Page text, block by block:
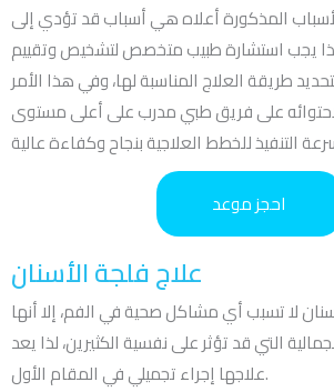
المذكورة أعلاه هي أسباب قد تؤدي إلى
يجب استشارة طبيب متخصص لتشخيص وتقييم
طريقة العلاج المناسبة لها، وفي هذا الأمر
لاحتوائه على فريق طبي مدرب على أعلى مستوى
احجز موعد
علاج فلجة الأسنان
لا تسبب أي مشاكل صحية في الفم، إلا أنها
التي قد تؤثر على نفسية الكثيرين، لذا يعد
علاجها إجراء تجميلي في المقام الأول.